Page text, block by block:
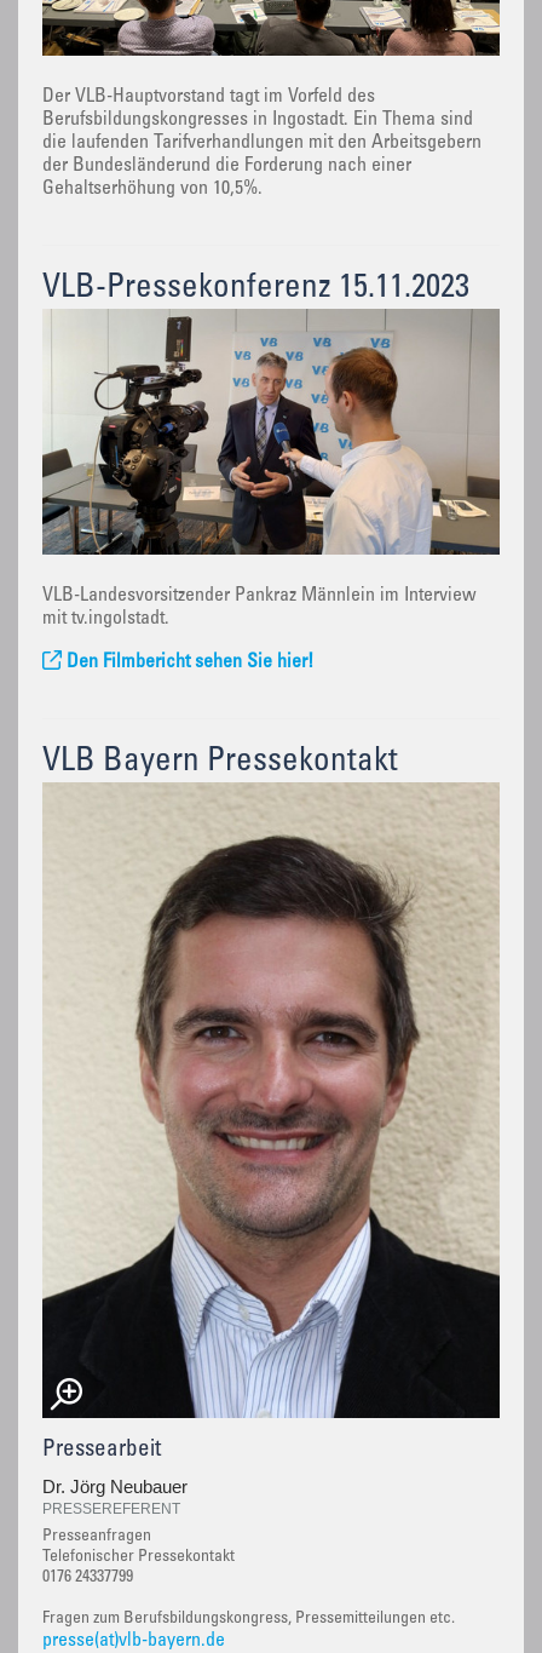
Der VLB-Hauptvorstand tagt im Vorfeld des
Berufsbildungskongresses in Ingostadt. Ein Thema sind
die laufenden Tarifverhandlungen mit den Arbeitsgebern
der Bundesländerund die Forderung nach einer
Gehaltserhöhung von 10,5%.
VLB-Pressekonferenz 15.11.2023
VLB-Landesvorsitzender Pankraz Männlein im Interview
mit tv.ingolstadt.
Den Filmbericht sehen Sie hier!
VLB Bayern Pressekontakt
Pressearbeit
Dr. Jörg Neubauer
PRESSEREFERENT
Presseanfragen
Telefonischer Pressekontakt
0176 24337799
Fragen zum Berufsbildungskongress, Pressemitteilungen etc.
presse(at)vlb-bayern.de